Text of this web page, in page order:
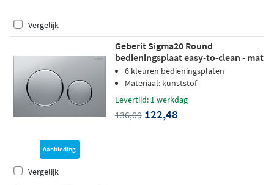
Vergelijk
Aanbieding
Geberit Sigma20 Round
bedieningsplaat easy-to-clean - mat
chroom - ringen glans chroom
6 kleuren bedieningsplaten
Materiaal: kunststof
Levertijd: 1 werkdag
136,09 122,48
Vergelijk